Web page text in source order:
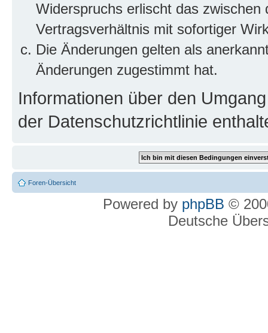
Widerspruchs erlischt das
Vertragsverhältnis mit sofortiger
Die Änderungen gelten als
Änderungen zugestimmt hat.
Informationen über den
der Datenschutzrichtlinie
Foren-Übersicht
Powered by phpBB ©
Deutsche